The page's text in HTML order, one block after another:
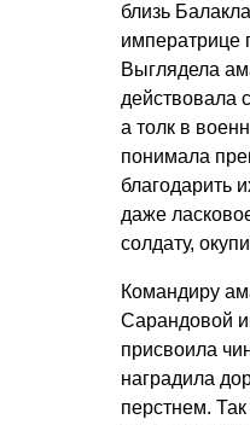
близь
императрице
Выглядела
действовала
а толк в
понимала
благодарить
даже
солдату,
Командиру
Сарандовой
присвоила
наградила
перстнем.